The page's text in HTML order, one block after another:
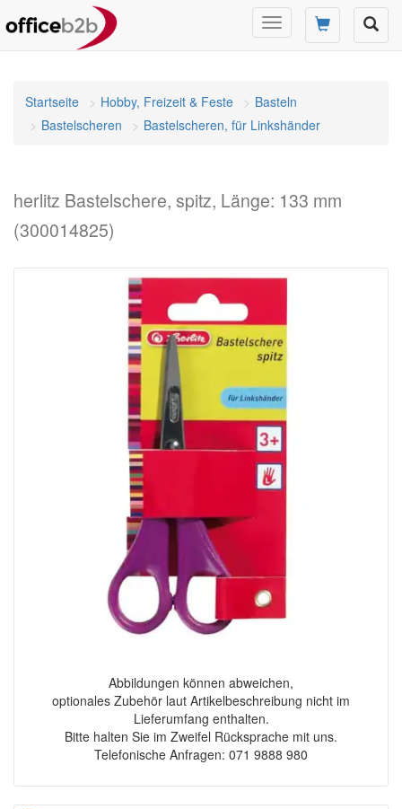
Navigation
umschalten
Startseite Hobby, Freizeit & Feste
Basteln
Bastelscheren
Bastelscheren, für Linkshänder
herlitz Bastelschere, spitz, Länge: 133 mm
(300014825)
Abbildungen können abweichen,
optionales Zubehör laut Artikelbeschreibung nicht im
Lieferumfang enthalten.
Bitte halten Sie im Zweifel Rücksprache mit uns.
Telefonische Anfragen: 071 9888 980